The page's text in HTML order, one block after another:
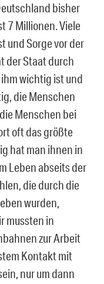
bisher
7 Millionen. Viele
und Sorge vor der
der Staat durch
wichtig ist und
die Menschen
Menschen bei
oft das größte
hat man ihnen in
Leben abseits der
die durch die
wurden,
mussten in
zur Arbeit
Kontakt mit
nur um dann